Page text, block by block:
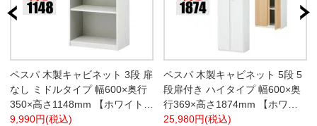
ペスパ 木製キャビネット 3段 扉
なし ミドルタイプ 幅600×奥行
350×高さ1148mm 【ホワイト×
グレー】
9,990円(税込)
ペスパ 木製キャビネット 5段 5
段扉付き ハイタイプ 幅600×奥
行369×高さ1874mm 【ホワイ
ト扉・ナチュラル扉】
25,980円(税込)